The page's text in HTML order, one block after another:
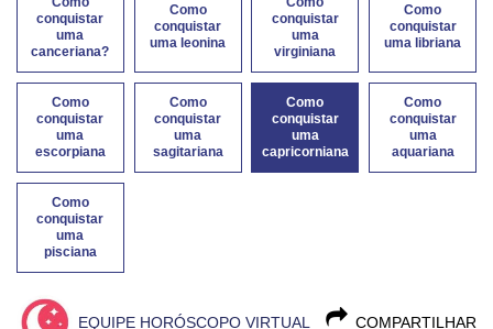
conquistar
uma
canceriana?
Como
conquistar
uma leonina
conquistar
uma
virginiana
Como
conquistar
uma libriana
Como
conquistar
uma
escorpiana
Como
conquistar
uma
sagitariana
Como
conquistar
uma
capricorniana
Como
conquistar
uma
aquariana
Como
conquistar
uma
pisciana
COMPARTILHAR
EQUIPE HORÓSCOPO VIRTUAL